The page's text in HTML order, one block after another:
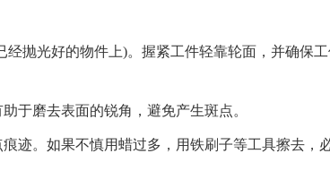
抛光好的物件上)。握紧工件轻靠轮面，并确保
磨去表面的锐角，避免产生斑点。
。如果不慎用蜡过多，用铁刷子等工具擦去，